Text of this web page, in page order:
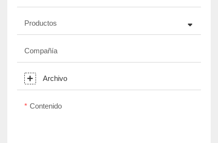
Productos
Compañía
Archivo
Contenido